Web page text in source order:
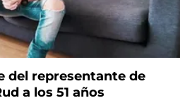
del representante de
a los 51 años